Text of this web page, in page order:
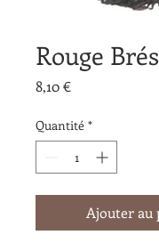
Rouge
8,10 €Prix
Quantité *
Ajouter au